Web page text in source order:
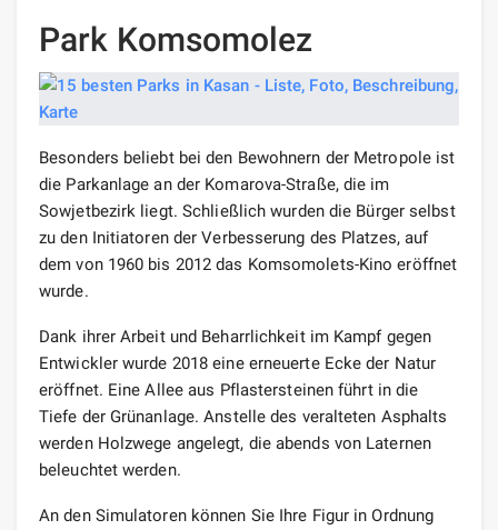
Park Komsomolez
Besonders beliebt bei den Bewohnern der Metropole ist
die Parkanlage an der Komarova-Straße, die im
Sowjetbezirk liegt. Schließlich wurden die Bürger selbst
zu den Initiatoren der Verbesserung des Platzes, auf
dem von 1960 bis 2012 das Komsomolets-Kino eröffnet
wurde.
Dank ihrer Arbeit und Beharrlichkeit im Kampf gegen
Entwickler wurde 2018 eine erneuerte Ecke der Natur
eröffnet. Eine Allee aus Pflastersteinen führt in die
Tiefe der Grünanlage. Anstelle des veralteten Asphalts
werden Holzwege angelegt, die abends von Laternen
beleuchtet werden.
An den Simulatoren können Sie Ihre Figur in Ordnung